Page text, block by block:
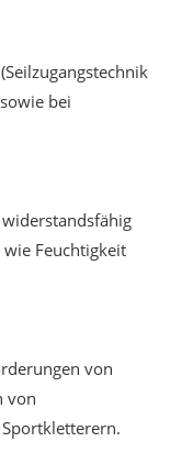
bei
Feuchtigkeit
von
von